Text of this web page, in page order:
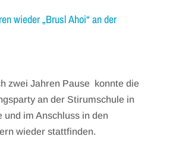
wieder „Brusl Ahoi“ an der
zwei Jahren Pause konnte die
an der Stirumschule in
und im Anschluss in den
wieder stattfinden.